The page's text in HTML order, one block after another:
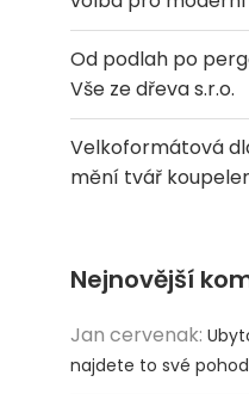
Od podlah po
Vše ze dřeva s.r.o.
Velkoformátová
mění tvář
Nejnovější
Jan cervenak:
najdete to své